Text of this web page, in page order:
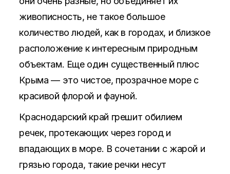
живописность, не такое большое
количество людей, как в городах, и близкое
расположение к интересным природным
объектам. Еще один существенный плюс
Крыма — это чистое, прозрачное море с
красивой флорой и фауной.
Краснодарский край грешит обилием
речек, протекающих через город и
впадающих в море. В сочетании с жарой и
грязью города, такие речки несут